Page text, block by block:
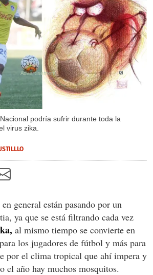
podría sufrir durante toda la
virus zika.
X
general están pasando por un
ya que se está filtrando cada vez
al mismo tiempo se convierte en
los jugadores de fútbol y más para
por el clima tropical que ahí impera y
el año hay muchos mosquitos.